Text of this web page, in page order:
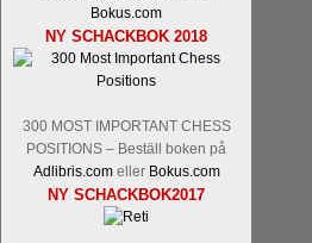
Bokus.com
NY SCHACKBOK 2018
300 MOST IMPORTANT CHESS
POSITIONS – Beställ boken på
Adlibris.comeller Bokus.com
NY SCHACKBOK2017